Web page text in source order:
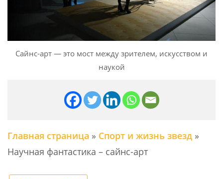
Сайнс-арт — это мост между зрителем, искусством и
наукой
Главная страница » Спорт и жизнь звезд »
Научная фантастика – сайнс-арт